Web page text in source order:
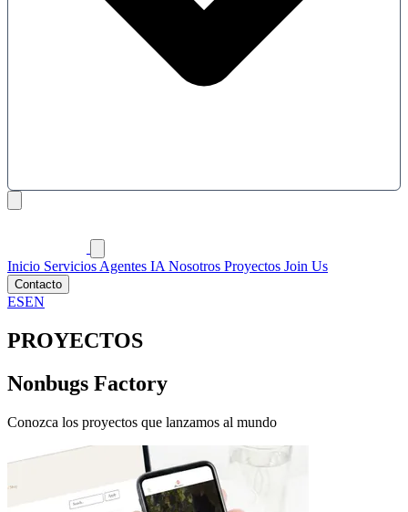
Inicio Servicios Agentes IA Nosotros Proyectos Join Us
Contacto
ESEN
PROYECTOS
Nonbugs Factory
Conozca los proyectos que lanzamos al mundo